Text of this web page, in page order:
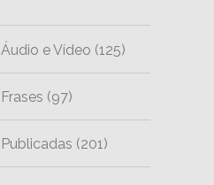
Áudio e Vídeo (125)
Frases (97)
Publicadas (201)